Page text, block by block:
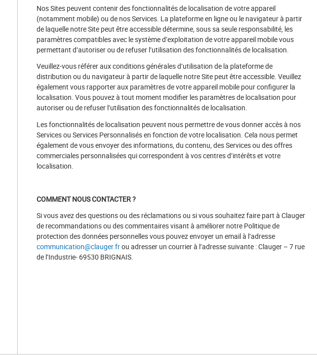
Nos Sites peuvent contenir des fonctionnalités de localisation de votre appareil
(notamment mobile) ou de nos Services. La plateforme en ligne ou le navigateur à partir
de laquelle notre Site peut être accessible détermine, sous sa seule responsabilité, les
paramètres compatibles avec le système d’exploitation de votre appareil mobile vous
permettant d’autoriser ou de refuser l’utilisation des fonctionnalités de localisation.
Veuillez-vous référer aux conditions générales d’utilisation de la plateforme de
distribution ou du navigateur à partir de laquelle notre Site peut être accessible. Veuillez
également vous rapporter aux paramètres de votre appareil mobile pour configurer la
localisation. Vous pouvez à tout moment modifier les paramètres de localisation pour
autoriser ou de refuser l’utilisation des fonctionnalités de localisation.
Les fonctionnalités de localisation peuvent nous permettre de vous donner accès à nos
Services ou Services Personnalisés en fonction de votre localisation. Cela nous permet
également de vous envoyer des informations, du contenu, des Services ou des offres
commerciales personnalisées qui correspondent à vos centres d’intérêts et votre
localisation.
COMMENT NOUS CONTACTER ?
Si vous avez des questions ou des réclamations ou si vous souhaitez faire part à Clauger
de recommandations ou des commentaires visant à améliorer notre Politique de
protection des données personnelles vous pouvez envoyer un email à l’adresse
communication@clauger.frou adresser un courrier à l’adresse suivante : Clauger – 7 rue
de l’Industrie- 69530 BRIGNAIS.